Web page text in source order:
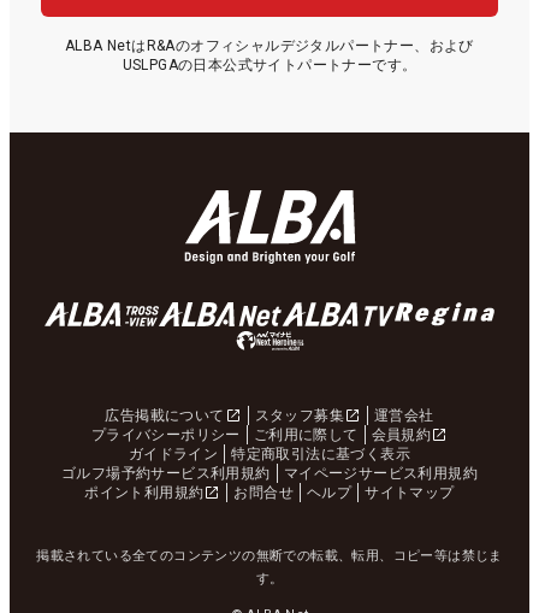
ALBA NetはR&Aのオフィシャルデジタルパートナー、および
USLPGAの日本公式サイトパートナーです。
広告掲載について スタッフ募集
運営会社
プライバシーポリシー
ご利用に際して
会員規約
ガイドライン
特定商取引法に基づく表示
ゴルフ場予約サービス利用規約
マイページサービス利用規約
ポイント利用規約
お問合せ ヘルプ サイトマップ
掲載されている全てのコンテンツの無断での転載、転用、コピー等は禁じま
す。